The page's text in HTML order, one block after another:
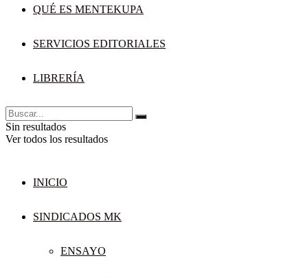
QUÉ ES MENTEKUPA
SERVICIOS EDITORIALES
LIBRERÍA
Sin resultados
Ver todos los resultados
INICIO
SINDICADOS MK
ENSAYO